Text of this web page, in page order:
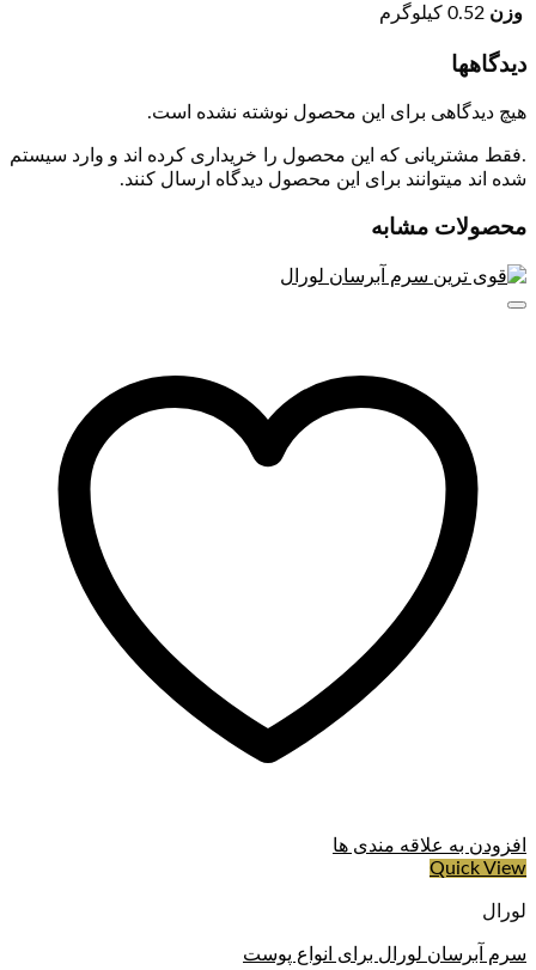
توانایی و ویژگی های منحصر به فرد خود را دارد و مهم است که
شما بتوانید بهترین نوع را متناسب با جنس موی خود انتخاب کنید.
.شامپو لورآل با شش روغن مغذی ، تقویت کننده و مناسب موهای
خشک است. موی خشک به طور معمول بی حرکت و زبر است.
عوامل متعددی در خشکی مو دخیل هستند که در صورت تداوم
منجر به شکنندگی مو می شوند. از این دست می توان به عوامل
ژنتیکی، جنس مو، تاثیر رنگ، نور آفتاب و … اشاره کرد. برای
پیشگیری از این حالت و یا بهتر شدن آن، می توان از شامپوهای
مخصوص موهای خشک استفاده نمود. شامپو لورآل با شش روغن
مغذی غنی شده با روغن های مغذی از جمله آرگان، آفتابگردان،
سویا، نارگیل و بابونه است که موجب احیای مو از ریشه تا نوک
خواهد شد. همچنین در درخشندگی و لطافت مو موثر بوده و رطوبت
مو را باز می گرداند. مواد مغذی این شامپواز مواد ضروری و مورد
نارگیل:مغذی و تقویت کننده استحکام مو است. آنتی باکتریال و ضد
قارچ بوده و با نفوذ به پوست سر موجب رطوبت رسانی به آن می
شود. این روغن شوره سر را بر طرف می کند. روغن دانه
آفتابگردان:سرشار از فسفر، منگنز، روی، پتاسیم، منیزیم، آهن،
اسید فولیک، ویتامین B5 و سایر ویتامین های گروه B بوده و محرک
رشد مو است. روغن آملا:با افزایش سلامت پوست سر نقش موثری
در درمان موهای ضعیف و شکننده دارد روغن گل رزا کانینا (میوه
گل نسترن): سرشار از ویتامین C بوده و موجب تقویت پیاز مو می
شود. روغن آرگان:مغذی، ترمیم کننده و محافظت کننده مو می
باشد. روغن سویا:مغذی است.
وزن 0.52 کیلوگرم
دیدگاهها
هیچ دیدگاهی برای این محصول نوشته نشده است.
.فقط مشتریانی که این محصول را خریداری کرده اند و وارد سیستم
شده اند میتوانند برای این محصول دیدگاه ارسال کنند.
محصولات مشابه
افزودن به علاقه مندی ها
Quick View
لورال
سرم آبرسان لورال برای انواع پوست